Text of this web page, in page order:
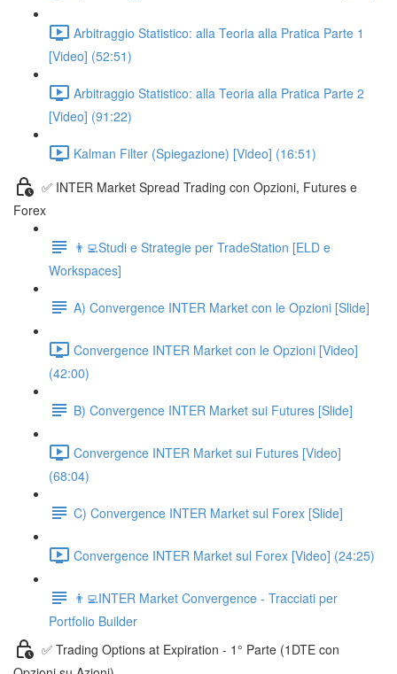
Arbitraggio Statistico: alla Teoria alla Pratica Parte 1
[Video] (52:51)
Arbitraggio Statistico: alla Teoria alla Pratica Parte 2
[Video] (91:22)
Kalman Filter (Spiegazione) [Video] (16:51)
✅ INTER Market Spread Trading con Opzioni, Futures e
Forex
👨‍💻Studi e Strategie per TradeStation [ELD e
Workspaces]
A) Convergence INTER Market con le Opzioni [Slide]
Convergence INTER Market con le Opzioni [Video]
(42:00)
B) Convergence INTER Market sui Futures [Slide]
Convergence INTER Market sui Futures [Video]
(68:04)
C) Convergence INTER Market sul Forex [Slide]
Convergence INTER Market sul Forex [Video] (24:25)
👨‍💻INTER Market Convergence - Tracciati per
Portfolio Builder
✅ Trading Options at Expiration - 1° Parte (1DTE con